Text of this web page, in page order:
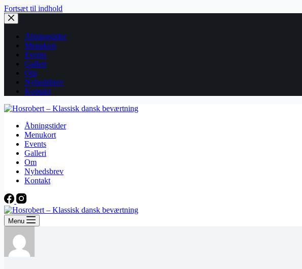
Fortsæt til indhold
Åbningstider
Menukort
Events
Galleri
Om
Nyhedsbrev
Kontakt
Åbningstider
Menukort
Events
Galleri
Om
Nyhedsbrev
Kontakt
Menu